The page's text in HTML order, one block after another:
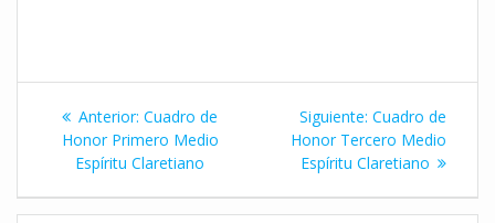
Navegación
entradas
Anterior: Entrada
anterior:
Cuadro de
Honor Primero Medio
Espíritu Claretiano
Siguiente: Siguiente
entrada:
Cuadro de
Honor Tercero Medio
Espíritu Claretiano